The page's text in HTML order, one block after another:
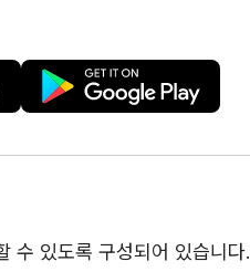
수 있도록 구성되어 있습니다.